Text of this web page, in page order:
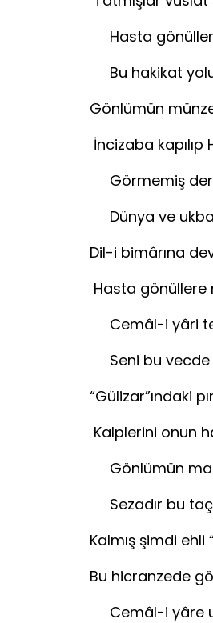
Hasta gönüller
Bu hakikat
Gönlümün
İncizaba
Görmemiş
Dünya ve
Dil-i bimârına
Hasta
Cemâl-i yâri
Seni bu
“Gülizar”ındaki
Kalplerini
Gönlümün
Sezadır bu
Kalmış şimdi ehli
Bu
Cemâl-i yâre